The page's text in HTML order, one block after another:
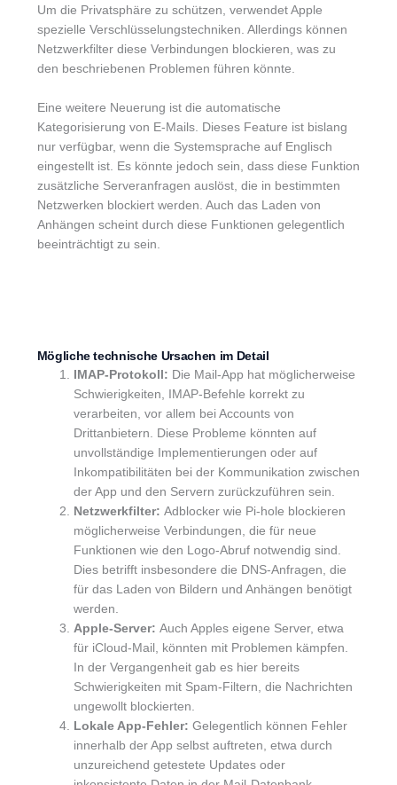
Um die Privatsphäre zu schützen, verwendet Apple
spezielle Verschlüsselungstechniken. Allerdings können
Netzwerkfilter diese Verbindungen blockieren, was zu
den beschriebenen Problemen führen könnte.
Eine weitere Neuerung ist die automatische
Kategorisierung von E-Mails. Dieses Feature ist bislang
nur verfügbar, wenn die Systemsprache auf Englisch
eingestellt ist. Es könnte jedoch sein, dass diese Funktion
zusätzliche Serveranfragen auslöst, die in bestimmten
Netzwerken blockiert werden. Auch das Laden von
Anhängen scheint durch diese Funktionen gelegentlich
beeinträchtigt zu sein.
Mögliche technische Ursachen im Detail
IMAP-Protokoll: Die Mail-App hat möglicherweise
Schwierigkeiten, IMAP-Befehle korrekt zu
verarbeiten, vor allem bei Accounts von
Drittanbietern. Diese Probleme könnten auf
unvollständige Implementierungen oder auf
Inkompatibilitäten bei der Kommunikation zwischen
der App und den Servern zurückzuführen sein.
Netzwerkfilter: Adblocker wie Pi-hole blockieren
möglicherweise Verbindungen, die für neue
Funktionen wie den Logo-Abruf notwendig sind.
Dies betrifft insbesondere die DNS-Anfragen, die
für das Laden von Bildern und Anhängen benötigt
werden.
Apple-Server: Auch Apples eigene Server, etwa
für iCloud-Mail, könnten mit Problemen kämpfen.
In der Vergangenheit gab es hier bereits
Schwierigkeiten mit Spam-Filtern, die Nachrichten
ungewollt blockierten.
Lokale App-Fehler: Gelegentlich können Fehler
innerhalb der App selbst auftreten, etwa durch
unzureichend getestete Updates oder